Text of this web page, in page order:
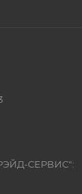
СЕРВИС":